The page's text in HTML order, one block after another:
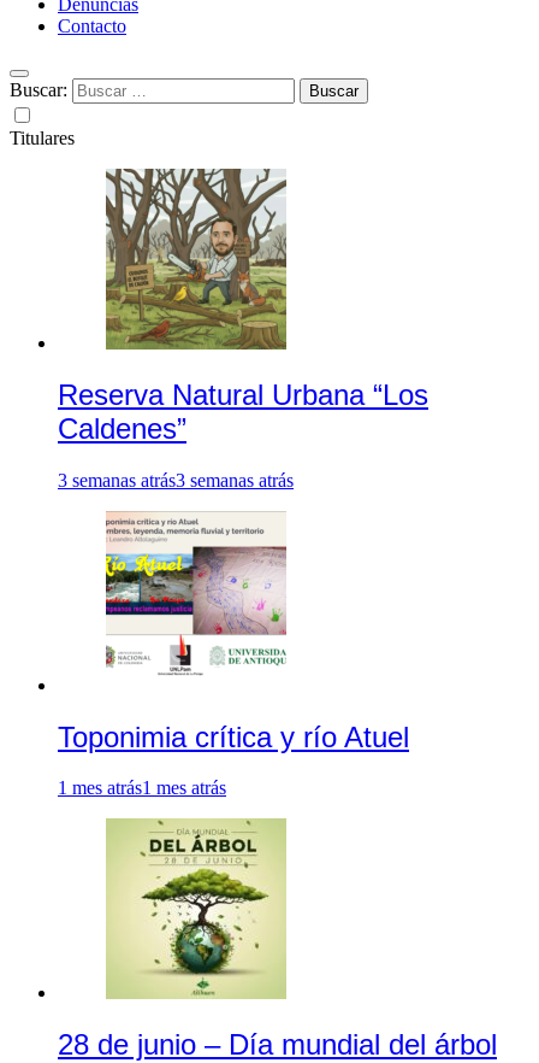
Contacto
Buscar:
Titulares
Reserva Natural Urbana “Los
Caldenes”
3 semanas atrás3 semanas atrás
Toponimia crítica y río Atuel
1 mes atrás1 mes atrás
28 de junio – Día mundial del árbol